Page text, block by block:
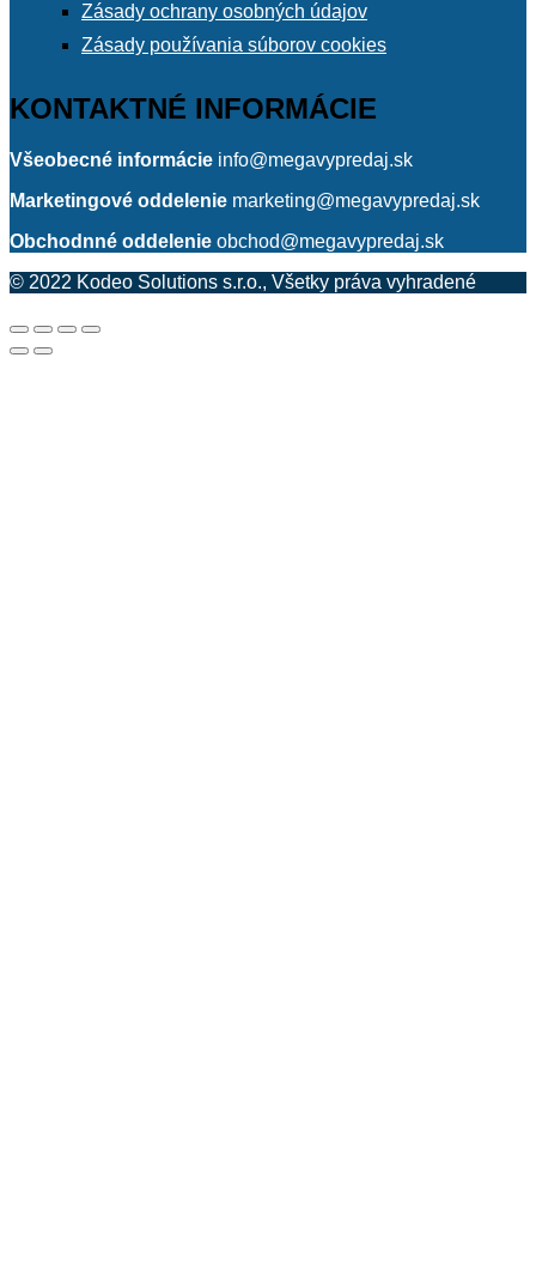
Zásady ochrany osobných údajov
Zásady používania súborov cookies
KONTAKTNÉ INFORMÁCIE
Všeobecné informácie info@megavypredaj.sk
Marketingové oddelenie marketing@megavypredaj.sk
Obchodnné oddelenie obchod@megavypredaj.sk
© 2022 Kodeo Solutions s.r.o., Všetky práva vyhradené